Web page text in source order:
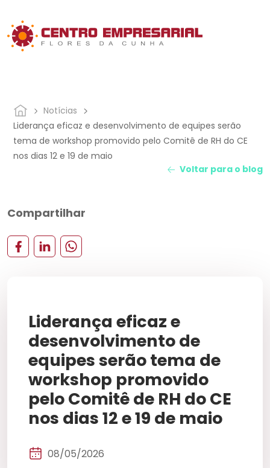
Notícias
Liderança eficaz e desenvolvimento de equipes serão
tema de workshop promovido pelo Comitê de RH do CE
nos dias 12 e 19 de maio
Voltar para o blog
Compartilhar
Liderança eficaz e
desenvolvimento de
equipes serão tema de
workshop promovido
pelo Comitê de RH do CE
nos dias 12 e 19 de maio
08/05/2026